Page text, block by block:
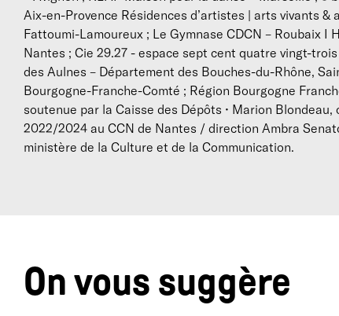
Aix-en-Provence Résidences d’artistes | arts vivants
Fattoumi-Lamoureux ; Le Gymnase CDCN – Roubaix I
Nantes ; Cie 29.27 - espace sept cent quatre vingt-
des Aulnes – Département des Bouches-du-Rhône,
Bourgogne-Franche-Comté ; Région Bourgogne
soutenue par la Caisse des Dépôts • Marion
2022/2024 au CCN de Nantes / direction Ambra
ministère de la Culture et de la Communication.
On vous suggère